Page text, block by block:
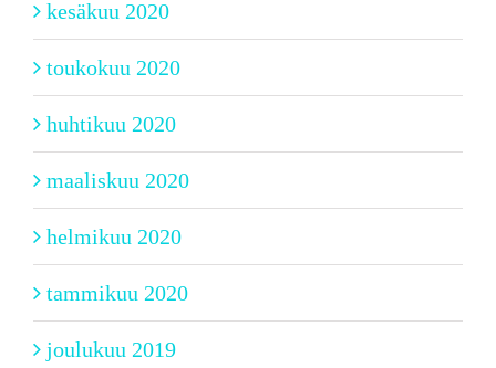
kesäkuu 2020
toukokuu 2020
huhtikuu 2020
maaliskuu 2020
helmikuu 2020
tammikuu 2020
joulukuu 2019